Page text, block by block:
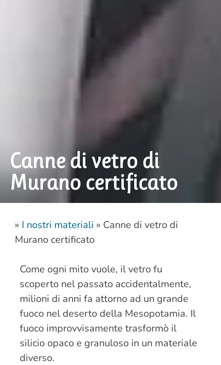
Canne di vetro di
Murano certificato
» I nostri materiali » Canne di vetro di
Murano certificato
Come ogni mito vuole, il vetro fu
scoperto nel passato accidentalmente,
milioni di anni fa attorno ad un grande
fuoco nel deserto della Mesopotamia. Il
fuoco improvvisamente trasformò il
silicio opaco e granuloso in un materiale
diverso.